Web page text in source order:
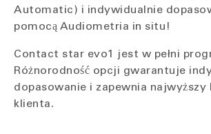
Automatic) i indywidualnie
pomocą Audiometria in situ!
Contact star evo1 jest w pełni
Różnorodność opcji gwarantuje
dopasowanie i zapewnia
klienta.